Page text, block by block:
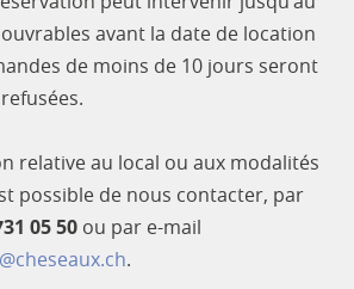
avant la date de location
de moins de 10 jours seront
relative au local ou aux modalités
possible de nous contacter, par
05 50 ou par e-mail
.